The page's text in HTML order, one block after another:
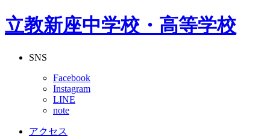
立教新座中学校・高等学校
SNS
Facebook
Instagram
LINE
note
アクセス